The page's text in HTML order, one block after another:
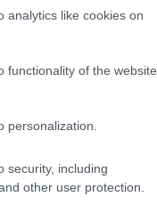
analytics like cookies on
functionality of the website
personalization.
security, including
other user protection.